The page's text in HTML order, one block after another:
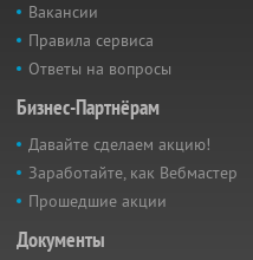
Вакансии
Правила сервиса
Ответы на вопросы
Бизнес-Партнёрам
Давайте сделаем акцию!
Заработайте, как Вебмастер
Прошедшие акции
Документы